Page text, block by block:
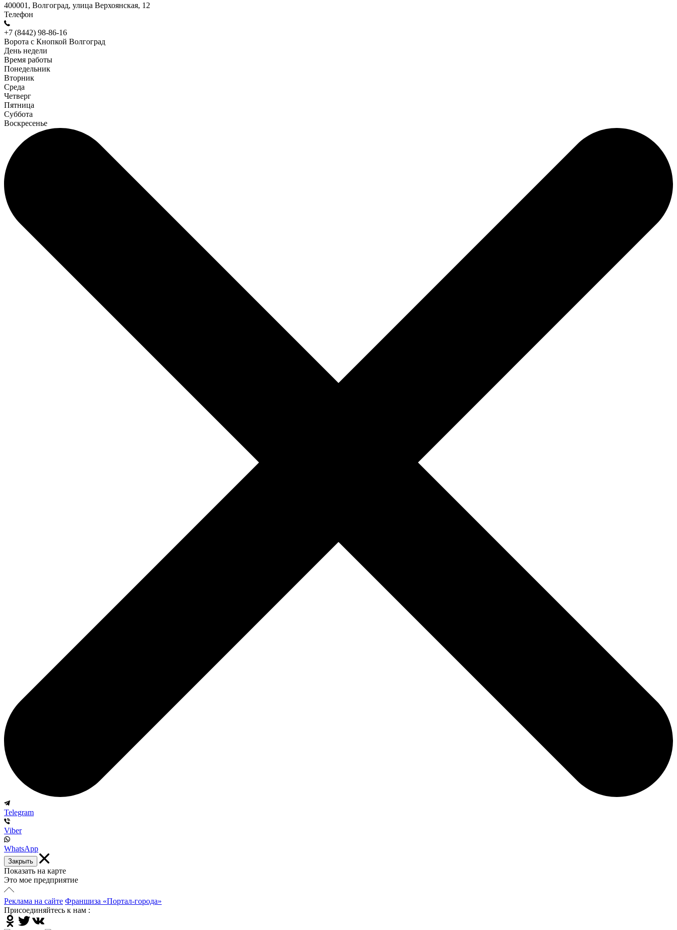
400001, Волгоград, улица Верхоянская, 12
Телефон
+7 (8442) 98-86-16
Ворота с Кнопкой Волгоград
День недели
Время работы
Понедельник
Вторник
Среда
Четверг
Пятница
Суббота
Воскресенье
Telegram
Viber
WhatsApp
Закрыть
Показать на карте
Это мое предприятие
Реклама на сайте Франшиза «Портал-города»
Присоединяйтесь к нам :